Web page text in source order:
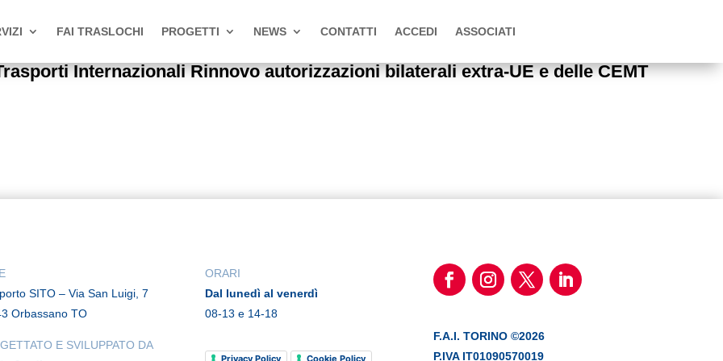
FAI TRASLOCHI PROGETTI NEWS CONTATTI ACCEDI ASSOCIATI
Internazionali Rinnovo autorizzazioni bilaterali extra-UE e delle CEMT
SITO – Via San Luigi, 7
Orbassano TO
E SVILUPPATO DA
ORARI
Dal lunedì al venerdì
08-13 e 14-18
Privacy Policy Cookie Policy
F.A.I. TORINO ©2026
P.IVA IT01090570019